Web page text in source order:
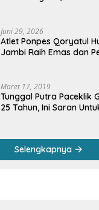
Juni 29, 2026
Atlet Ponpes Qoryatul
Jambi Raih Emas dan
Maret 17, 2019
Tunggal Putra Paceklik
25 Tahun, Ini Saran
Selengkapnya